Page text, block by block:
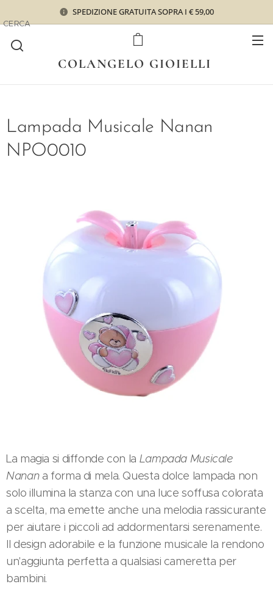
SPEDIZIONE GRATUITA SOPRA I € 59,00
COLANGELO GIOIELLI
CERCA
Lampada Musicale Nanan
NPO0010
La magia si diffonde con la Lampada Musicale
Nanana forma di mela. Questa dolce lampada non
solo illumina la stanza con una luce soffusa colorata
a scelta, ma emette anche una melodia rassicurante
per aiutare i piccoli ad addormentarsi serenamente.
Il design adorabile e la funzione musicale la rendono
un'aggiunta perfetta a qualsiasi cameretta per
bambini.